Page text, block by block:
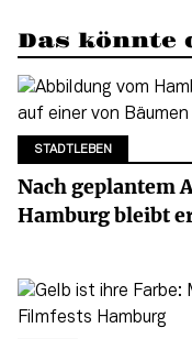
Das könnte
STADTLEBEN
Nach geplantem
Hamburg bleibt